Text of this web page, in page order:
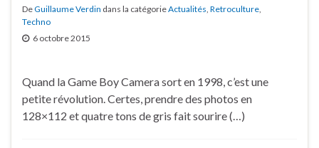
DeGuillaume Verdin dans la catégorieActualités Retroculture
Techno
6 octobre 2015
Quand la Game Boy Camera sort en 1998, c’est une
petite révolution. Certes, prendre des photos en
128×112 et quatre tons de gris fait sourire (…)